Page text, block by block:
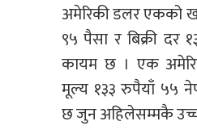
अमेरिकी डलर एकको
९५ पैसा र बिक्री दर
कायम छ । एक
मूल्य १३३ रुपैयाँ ५५
छ जुन अहिलेसम्मकै उच्च